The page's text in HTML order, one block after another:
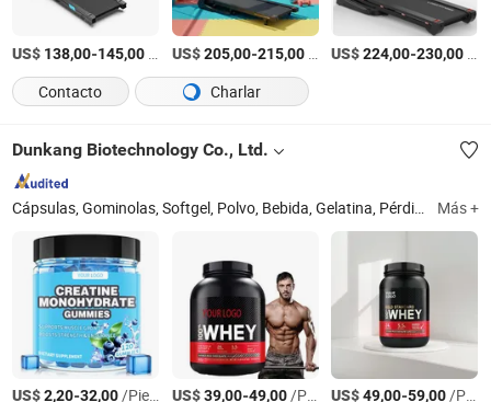
US$ 138,00-145,00 US$205,00-215,00/unit US$224,00-230,00
Contacto
Charlar
Dunkang Biotechnology Co., Ltd.
Cápsulas, Gominolas, Softgel, Polvo, Bebida, Gelatina, Pérdida de peso, Probiótico, Tabletas Más +
US$2,20-32,00/Pieza US$39,00-49,00/Pieza US$49,00-59,00/Pieza